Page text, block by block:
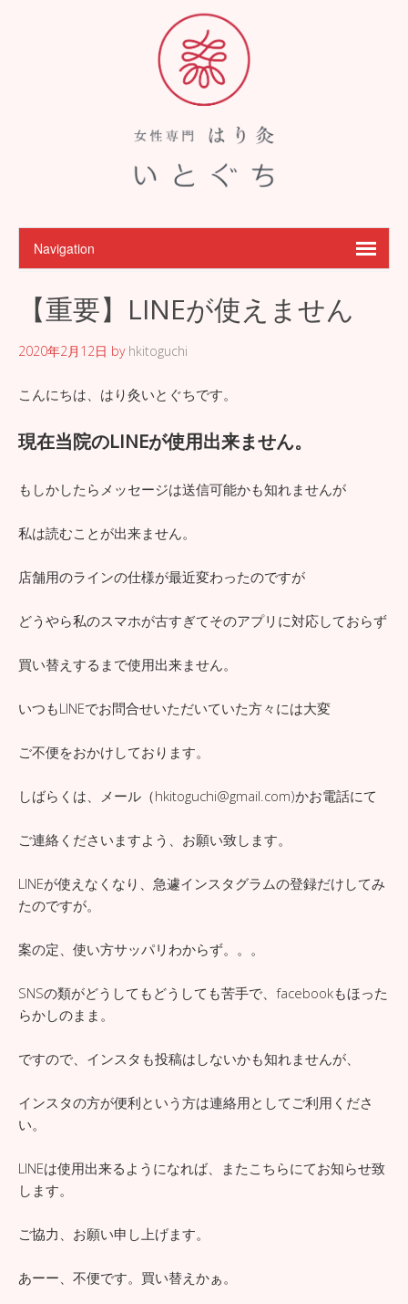
【重要】LINEが使えません
2020年2月12日 by hkitoguchi
こんにちは、はり灸いとぐちです。
現在当院のLINEが使用出来ません。
もしかしたらメッセージは送信可能かも知れませんが
私は読むことが出来ません。
店舗用のラインの仕様が最近変わったのですが
どうやら私のスマホが古すぎてそのアプリに対応しておらず
買い替えするまで使用出来ません。
いつもLINEでお問合せいただいていた方々には大変
ご不便をおかけしております。
しばらくは、メール（hkitoguchi@gmail.com)かお電話にて
ご連絡くださいますよう、お願い致します。
LINEが使えなくなり、急遽インスタグラムの登録だけしてみ
たのですが。
案の定、使い方サッパリわからず。。。
SNSの類がどうしてもどうしても苦手で、facebookもほった
らかしのまま。
ですので、インスタも投稿はしないかも知れませんが、
インスタの方が便利という方は連絡用としてご利用くださ
い。
LINEは使用出来るようになれば、またこちらにてお知らせ致
します。
ご協力、お願い申し上げます。
あーー、不便です。買い替えかぁ。